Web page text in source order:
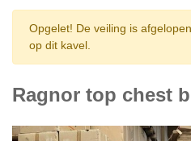
Opgelet! De veiling is
op dit kavel.
Ragnor top chest